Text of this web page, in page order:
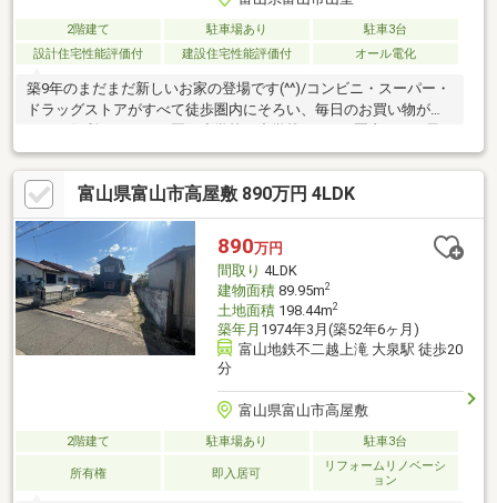
2階建て 駐車場あり
駐車3台
設計住宅性能評価付
建設住宅性能評価付 オール電化
築9年のまだまだ新しいお家の登場です(^^)/コンビニ・スーパー・
ドラッグストアがすべて徒歩圏内にそろい、毎日のお買い物がと
っても便利ですこども園・小学校・中学校も1.2km圏内にあり子
育て環境を重視されるご家庭にも安心の立地ではないでしょうか
大和ハウス工業（株）施工ハザードマップ：洪水浸水基本想定：
0.5～3.0ｍ現況売買引渡し日：2026年9月以降（2026年9月上旬退
去予定）※こちらは入居中となりますため、所有者の方へ直接の
訪問・接触はご遠慮ください。内見やご質問は、必ず当社へお問
い合わせいただきますようお願いいたします。
富山県富山市高屋敷 890万円 4LDK
890万円
間取り 4LDK
建物面積89.95m2
土地面積198.44m2
築年月 1974年3月(築52年6ヶ月)
富山地鉄不二越上滝 大泉駅 徒歩20
分
富山県富山市高屋敷
2階建て 駐車場あり 駐車3台
所有権 即入居可
リフォームリノベーシ
ョン